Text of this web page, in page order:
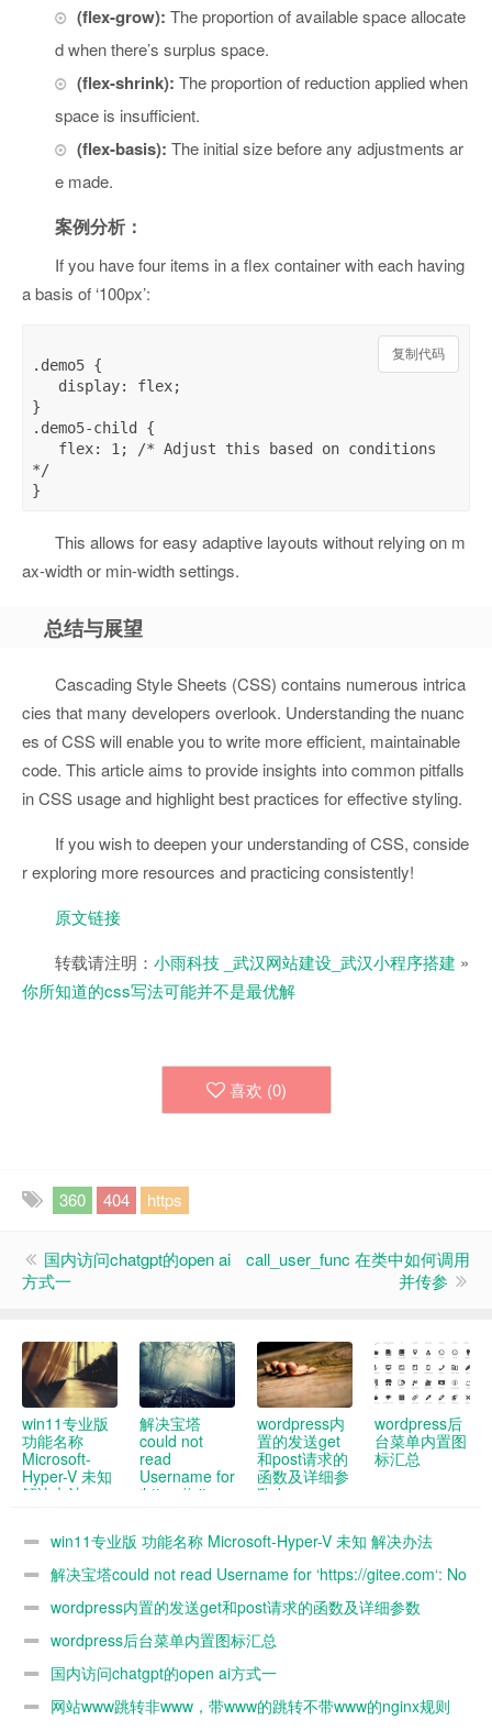
(flex-grow): The proportion of available space allocate
d when there’s surplus space.
(flex-shrink): The proportion of reduction applied when
space is insufficient.
(flex-basis): The initial size before any adjustments ar
e made.
案例分析：
If you have four items in a flex container with each having
a basis of ‘100px’:
复制代码
.demo5 {
}
.demo5-child {
*/
This allows for easy adaptive layouts without relying on m
ax-width or min-width settings.
总结与展望
Cascading Style Sheets (CSS) contains numerous intrica
cies that many developers overlook. Understanding the nuanc
es of CSS will enable you to write more efficient, maintainable
code. This article aims to provide insights into common pitfalls
in CSS usage and highlight best practices for effective styling.
If you wish to deepen your understanding of CSS, conside
r exploring more resources and practicing consistently!
原文链接
转载请注明： 小雨科技 _武汉网站建设_武汉小程序搭建 »
你所知道的css写法可能并不是最优解
喜欢 (0)
360 404 https
国内访问chatgpt的open ai
方式一
call_user_func 在类中如何调用
并传参
win11专业版
功能名称
Microsoft-
Hyper-V 未知
解决办法
解决宝塔
could not
read
Username for
‘https://gitee.com‘:
device or
address“报错
wordpress内
置的发送get
和post请求的
函数及详细参
数demo
wordpress后
台菜单内置图
标汇总
win11专业版 功能名称 Microsoft-Hyper-V 未知 解决办法
解决宝塔could not read Username for ‘https://gitee.com‘: No
such device or address“报错
wordpress内置的发送get和post请求的函数及详细参数
demowordpress后台菜单内置图标汇总
国内访问chatgpt的open ai方式一
网站www跳转非www，带www的跳转不带www的nginx规则